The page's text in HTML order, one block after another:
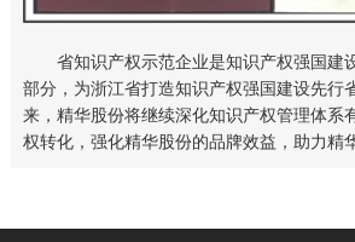
省知识产权示范企业是知识产权强国建
部分，为浙江省打造知识产权强国建设先行
来，精华股份将继续深化知识产权管理体系
权转化，强化精华股份的品牌效益，助力精